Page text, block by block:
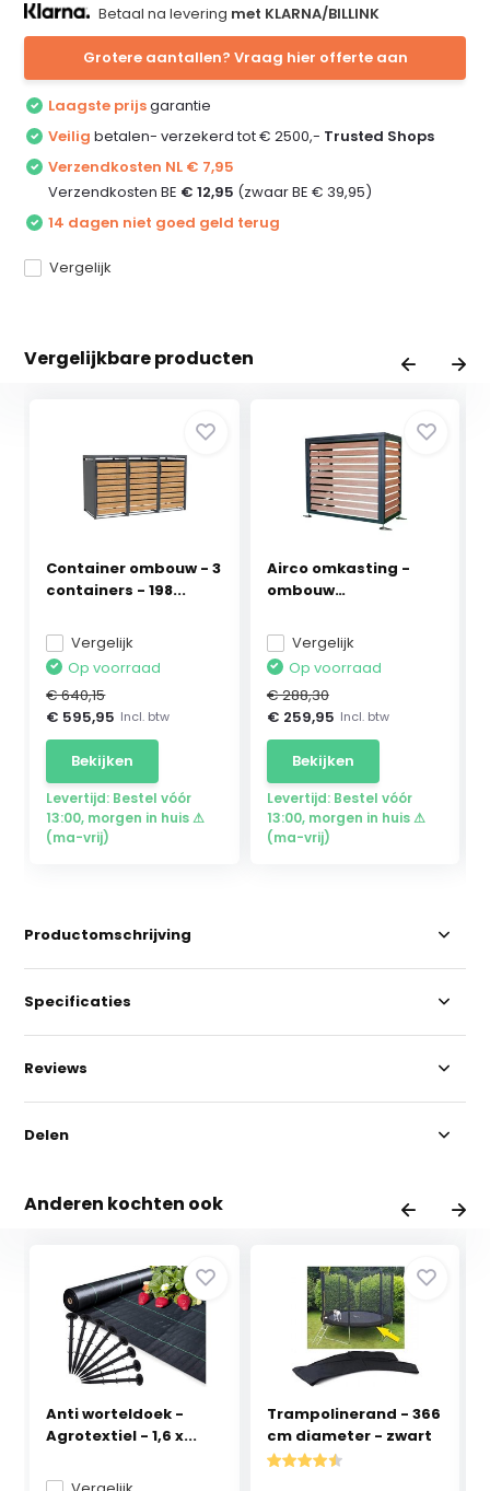
Betaal na levering met KLARNA/BILLINK
Grotere aantallen? Vraag hier offerte aan
Laagste prijsgarantie
Veilig betalen- verzekerd tot € 2500,- Trusted Shops
Verzendkosten NL € 7,95
Verzendkosten BE € 12,95 (zwaar BE € 39,95)
14 dagen niet goed geld terug
Vergelijk
Vergelijkbare producten
Container ombouw - 3
containers - 198...
Vergelijk
Op voorraad
€ 640,15
€ 595,95 Incl. btw
Bekijken
Levertijd: Bestel vóór
13:00, morgen in huis ⚠
(ma-vrij)
Airco omkasting -
ombouw
Vergelijk
Op voorraad
€ 288,30
€ 259,95 Incl. btw
Bekijken
Levertijd: Bestel vóór
13:00, morgen in huis ⚠
(ma-vrij)
Productomschrijving
Specificaties
Reviews
Delen
Anderen kochten ook
Anti worteldoek -
Agrotextiel - 1,6 x...
Trampolinerand - 366
cm diameter - zwart